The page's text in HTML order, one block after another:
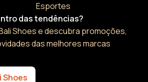
Esportes
das tendências?
Shoes e descubra promoções,
das melhores marcas
Shoes